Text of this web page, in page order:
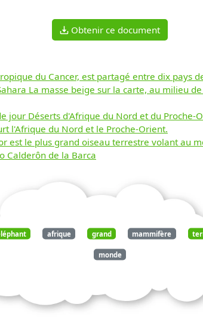
Obtenir ce document
du Cancer, est partagé entre dix pays
La masse beige sur la carte, au milieu
jour Déserts d'Afrique du Nord et du
l'Afrique du Nord et le Proche-Orient.
est le plus grand oiseau terrestre volant au
Calderôn de la Barca
afrique grand mammifère
monde